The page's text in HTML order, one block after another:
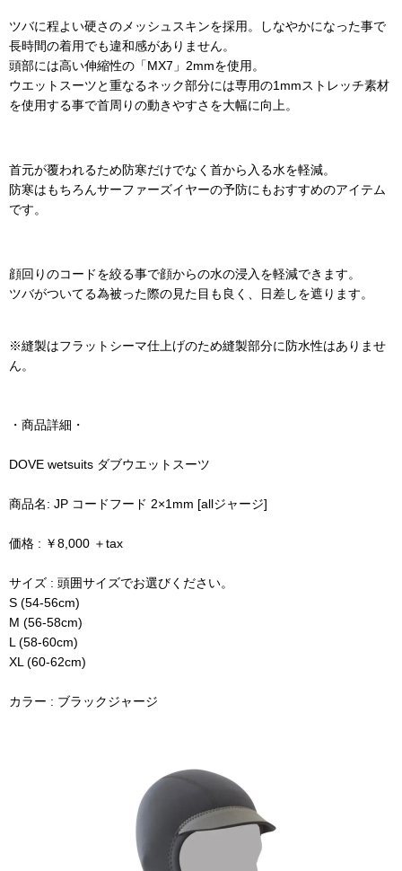
ツバに程よい硬さのメッシュスキンを採用。しなやかになった事で
長時間の着用でも違和感がありません。
頭部には高い伸縮性の「MX7」2mmを使用。
ウエットスーツと重なるネック部分には専用の1mmストレッチ素材
を使用する事で首周りの動きやすさを大幅に向上。
首元が覆われるため防寒だけでなく首から入る水を軽減。
防寒はもちろんサーファーズイヤーの予防にもおすすめのアイテム
です。
顔回りのコードを絞る事で顔からの水の浸入を軽減できます。
ツバがついてる為被った際の見た目も良く、日差しを遮ります。
※縫製はフラットシーマ仕上げのため縫製部分に防水性はありませ
ん。
・商品詳細・
DOVE wetsuits ダブウエットスーツ
商品名: JP コードフード 2×1mm [allジャージ]
価格 : ￥8,000 ＋tax
サイズ : 頭囲サイズでお選びください。
S (54-56cm)
M (56-58cm)
L (58-60cm)
XL (60-62cm)
カラー : ブラックジャージ